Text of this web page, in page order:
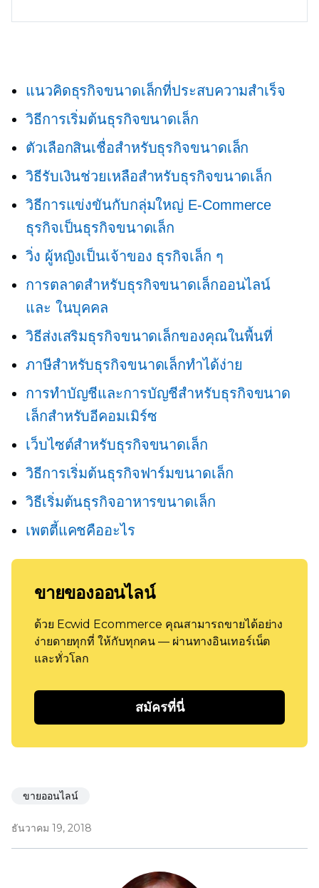
แนวคิดธุรกิจขนาดเล็กที่ประสบความสำเร็จ
วิธีการเริ่มต้นธุรกิจขนาดเล็ก
ตัวเลือกสินเชื่อสำหรับธุรกิจขนาดเล็ก
วิธีรับเงินช่วยเหลือสำหรับธุรกิจขนาดเล็ก
วิธีการแข่งขันกับกลุ่มใหญ่ E-Commerce
ธุรกิจเป็นธุรกิจขนาดเล็ก
วิ่ง ผู้หญิงเป็นเจ้าของ ธุรกิจเล็ก ๆ
การตลาดสำหรับธุรกิจขนาดเล็กออนไลน์
และ ในบุคคล
วิธีส่งเสริมธุรกิจขนาดเล็กของคุณในพื้นที่
ภาษีสำหรับธุรกิจขนาดเล็กทำได้ง่าย
การทำบัญชีและการบัญชีสำหรับธุรกิจขนาด
เล็กสำหรับอีคอมเมิร์ซ
เว็บไซต์สำหรับธุรกิจขนาดเล็ก
วิธีการเริ่มต้นธุรกิจฟาร์มขนาดเล็ก
วิธีเริ่มต้นธุรกิจอาหารขนาดเล็ก
เพตตี้แคชคืออะไร
ขายของออนไลน์
ด้วย Ecwid Ecommerce คุณสามารถขายได้อย่าง
ง่ายดายทุกที่ ให้กับทุกคน — ผ่านทางอินเทอร์เน็ต
และทั่วโลก
สมัครที่นี่
ขายออนไลน์
ธันวาคม 19, 2018